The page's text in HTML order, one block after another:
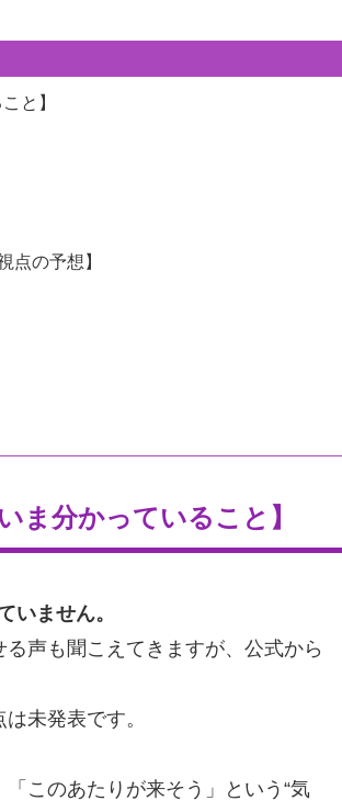
と】
点の予想】
ま分かっていること】
いません。
声も聞こえてきますが、公式から
未発表です。
このあたりが来そう」という“気